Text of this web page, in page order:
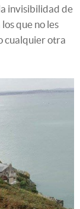
invisibilidad de
que no les
cualquier otra